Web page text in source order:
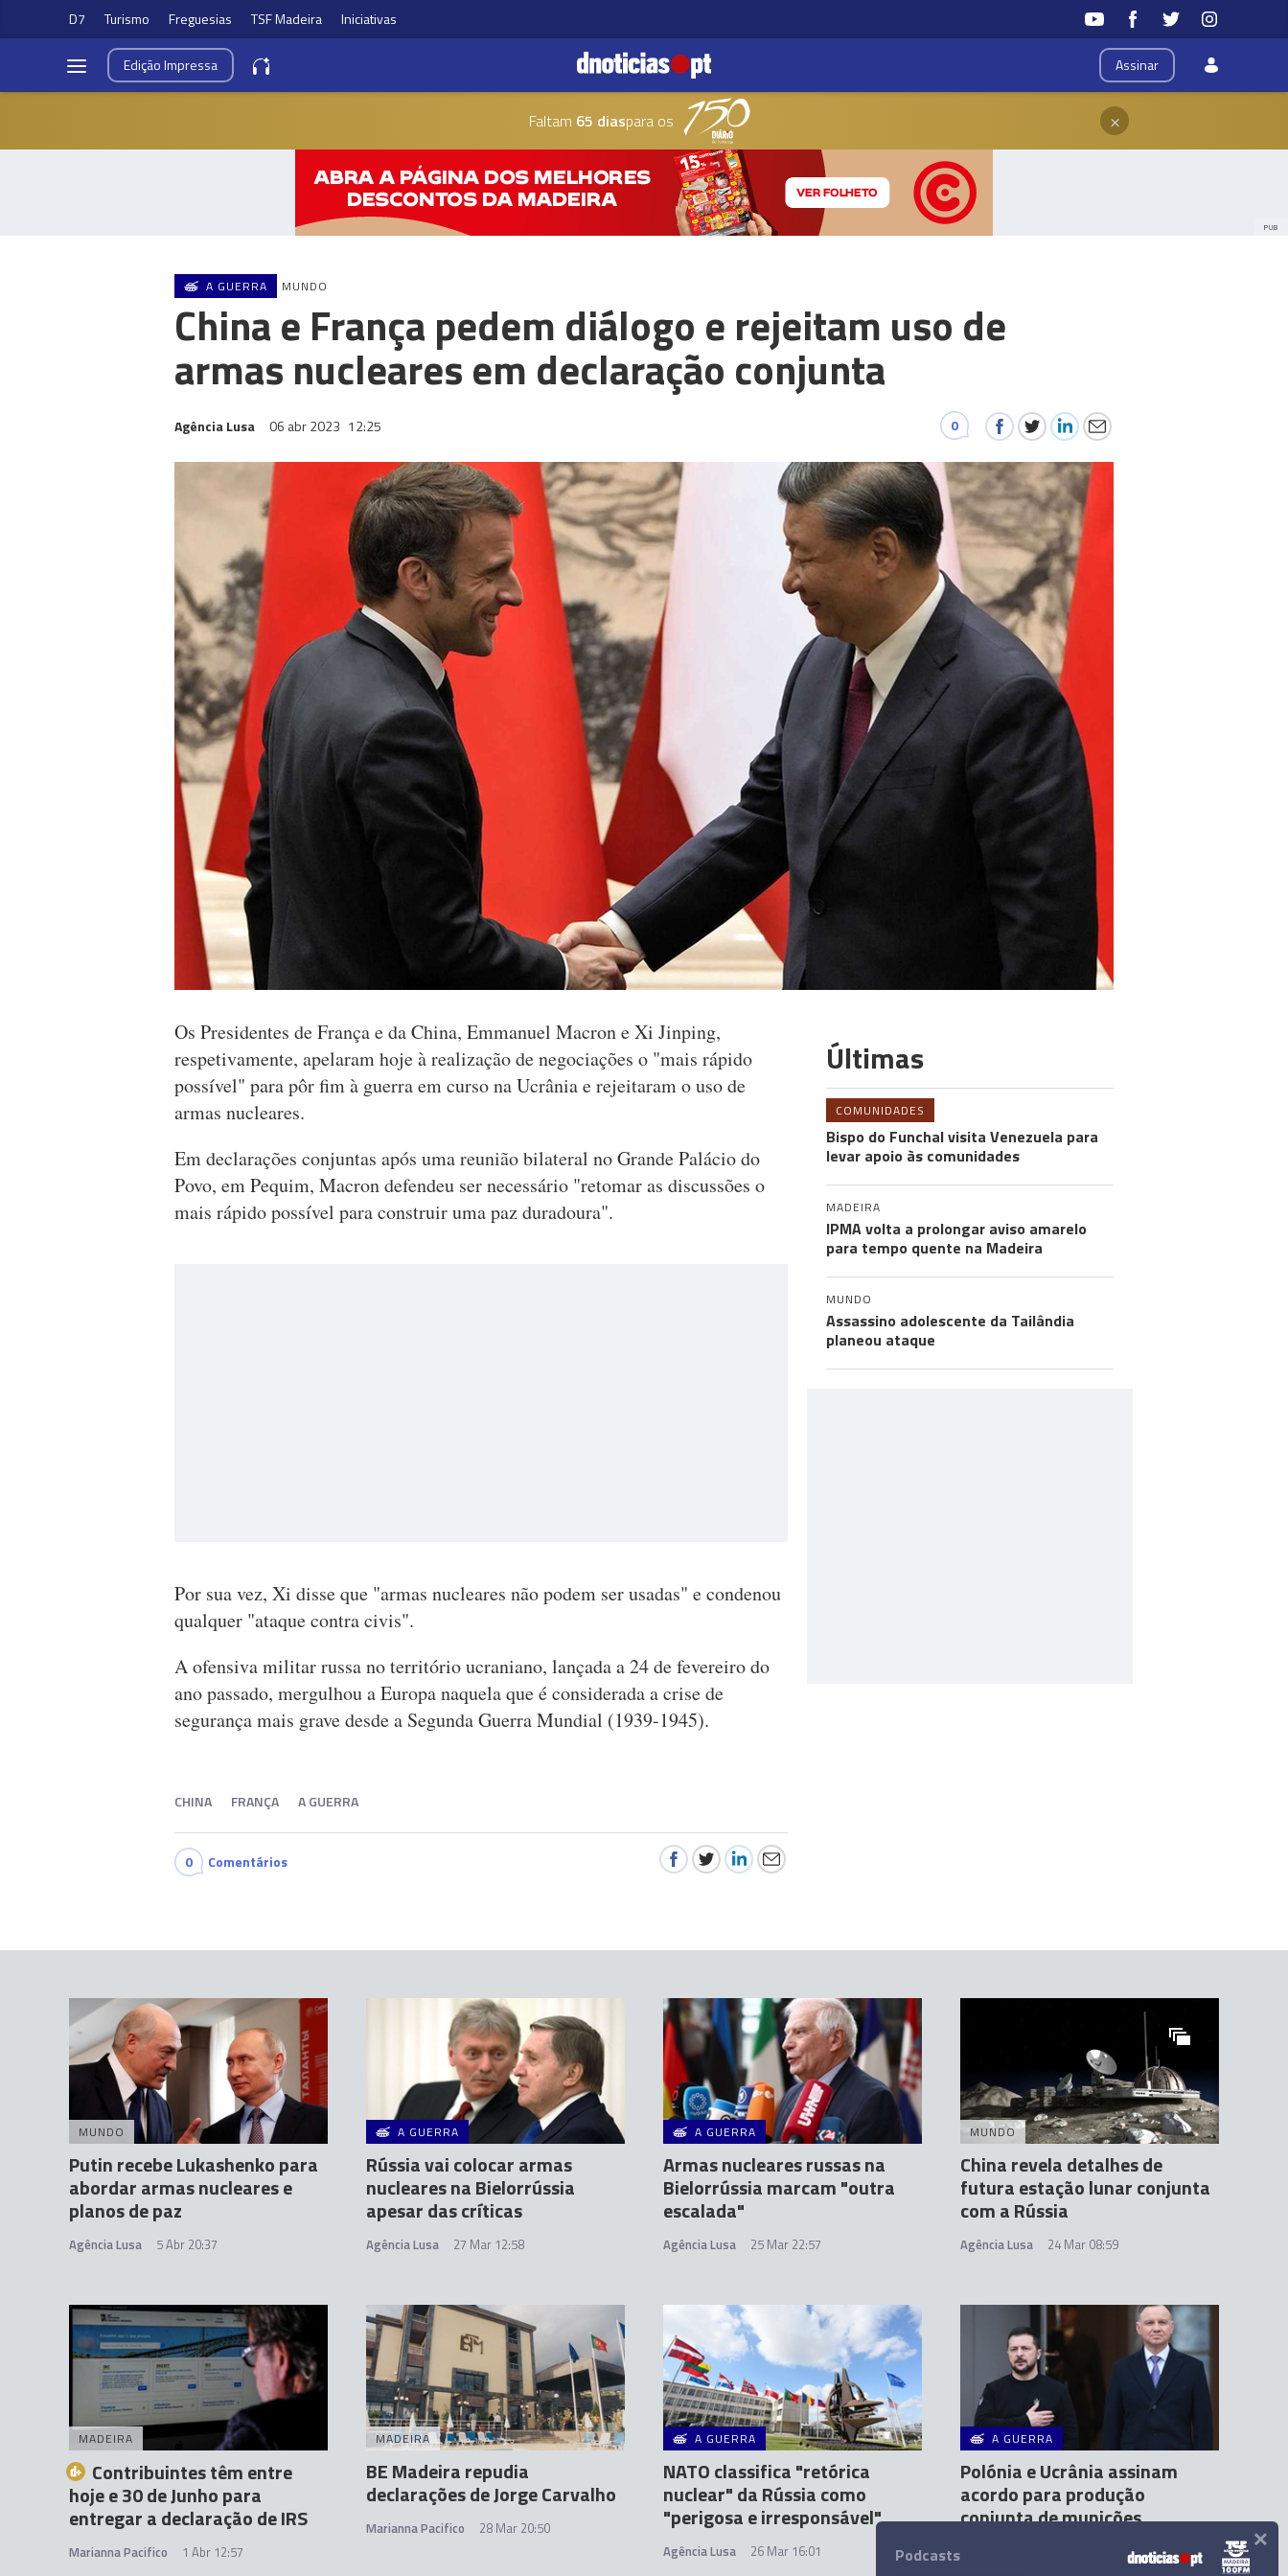
D7 Turismo Freguesias TSF Madeira Iniciativas
Assinar
EdiçãoImpressa
Faltam 65 diaspara os ×
PUB
A GUERRA MUNDO
China e França pedem diálogo e rejeitam uso de
armas nucleares em declaração conjunta
Agência Lusa 06 abr 2023 12:25 0
Os Presidentes de França e da China, Emmanuel Macron e Xi Jinping,
respetivamente, apelaram hoje à realização de negociações o "mais rápido
possível" para pôr fim à guerra em curso na Ucrânia e rejeitaram o uso de
armas nucleares.
Em declarações conjuntas após uma reunião bilateral no Grande Palácio do
Povo, em Pequim, Macron defendeu ser necessário "retomar as discussões o
mais rápido possível para construir uma paz duradoura".
Por sua vez, Xi disse que "armas nucleares não podem ser usadas" e condenou
qualquer "ataque contra civis".
A ofensiva militar russa no território ucraniano, lançada a 24 de fevereiro do
ano passado, mergulhou a Europa naquela que é considerada a crise de
segurança mais grave desde a Segunda Guerra Mundial (1939-1945).
CHINA FRANÇA A GUERRA
0 Comentários
Últimas
COMUNIDADES
Bispo do Funchal visita Venezuela para
levar apoio às comunidades
MADEIRA
IPMA volta a prolongar aviso amarelo
para tempo quente na Madeira
MUNDO
Assassino adolescente da Tailândia
planeou ataque
MUNDO
Putin recebe Lukashenko para
abordar armas nucleares e
planos de paz
Agência Lusa 5 Abr 20:37
A GUERRA
Rússia vai colocar armas
nucleares na Bielorrússia
apesar das críticas
Agência Lusa 27 Mar 12:58
A GUERRA
Armas nucleares russas na
Bielorrússia marcam "outra
escalada"
Agência Lusa 25 Mar 22:57
MUNDO
China revela detalhes de
futura estação lunar conjunta
com a Rússia
Agência Lusa 24 Mar 08:59
MADEIRA
Contribuintes têm entre
hoje e 30 de Junho para
entregar a declaração de IRS
Marianna Pacifico 1 Abr 12:57
MADEIRA
BE Madeira repudia
declarações de Jorge Carvalho
Marianna Pacifico 28 Mar 20:50
A GUERRA
NATO classifica "retórica
nuclear" da Rússia como
"perigosa e irresponsável"
Agência Lusa 26 Mar 16:01
A GUERRA
Polónia e Ucrânia assinam
acordo para produção
conjunta de munições
Podcasts ×